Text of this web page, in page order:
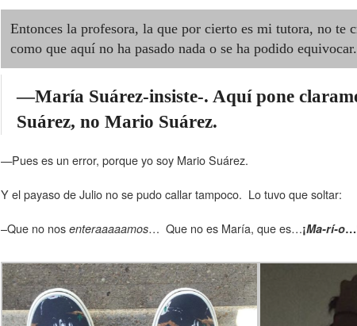
Entonces la profesora, la que por cierto es mi tutora, no te
como que aquí no ha pasado nada o se ha podido
—María Suárez-insiste-. Aquí pone
Suárez, no Mario Suárez.
—Pues es un error, porque yo soy Mario Suárez.
Y el payaso de Julio no se pudo callar tampoco. Lo tuvo que soltar:
–Que no nos enteraaaaamos… Que no es María, que es…¡Ma-rí-o